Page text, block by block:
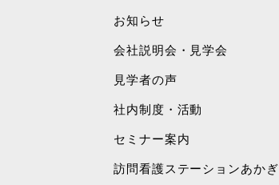
お知らせ
会社説明会・見学会
見学者の声
社内制度・活動
セミナー案内
訪問看護ステーションあかぎ